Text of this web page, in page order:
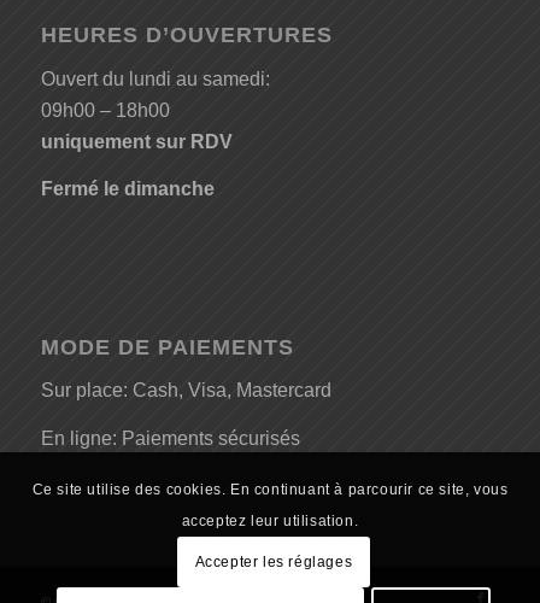
HEURES D’OUVERTURES
Ouvert du lundi au samedi:
09h00 – 18h00
uniquement sur RDV
Fermé le dimanche
MODE DE PAIEMENTS
Sur place: Cash, Visa, Mastercard
En ligne: Paiements sécurisés
Ce site utilise des cookies. En continuant à parcourir ce site, vous
acceptez leur utilisation.
Accepter les réglages